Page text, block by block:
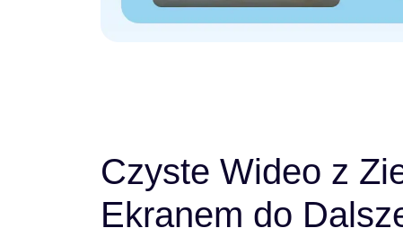
Czyste Wideo z
Ekranem do